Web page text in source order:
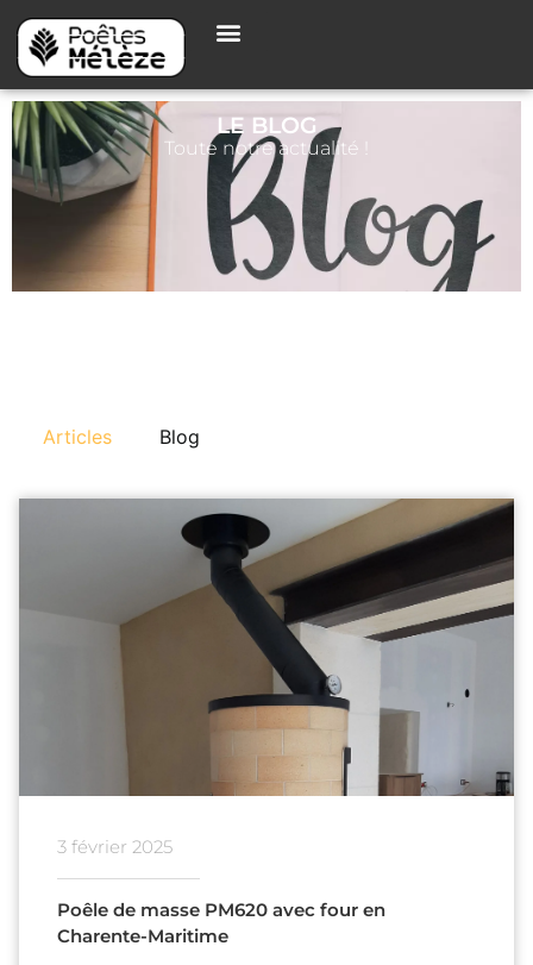
LE BLOG
Toute notre actualité !
Articles Blog
3 février 2025
Poêle de masse PM620 avec four en
Charente-Maritime